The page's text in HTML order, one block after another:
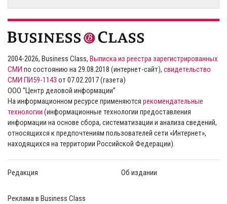
2004-2026, Business Class, Выписка из реестра зарегистрированных
СМИ по состоянию на 29.08.2018 (интернет-сайт), свидетельство
СМИ ПИ59-1143 от 07.02.2017 (газета)
ООО “Центр деловой информации”
На информационном ресурсе применяются рекомендательные
технологии (информационные технологии предоставления
информации на основе сбора, систематизации и анализа сведений,
относящихся к предпочтениям пользователей сети «Интернет»,
находящихся на территории Российской Федерации).
Редакция Об издании
Реклама в Business Class